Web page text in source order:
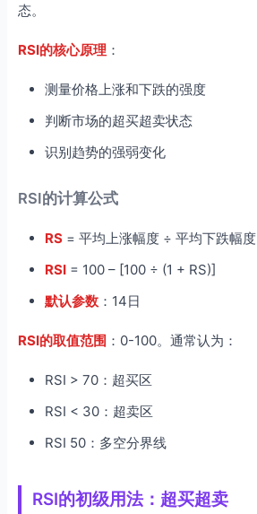
常见问题
问：RSI参数要经常调整吗？
问：RSI超买就一定会下跌吗？
总结
态。
RSI的核心原理 ：
测量价格上涨和下跌的强度
判断市场的超买超卖状态
识别趋势的强弱变化
RSI的计算公式
RS = 平均上涨幅度 ÷ 平均下跌幅度
RSI = 100 – [100 ÷ (1 + RS)]
默认参数 ：14日
RSI的取值范围 ：0-100。通常认为：
RSI > 70：超买区
RSI < 30：超卖区
RSI 50：多空分界线
RSI的初级用法：超买超卖